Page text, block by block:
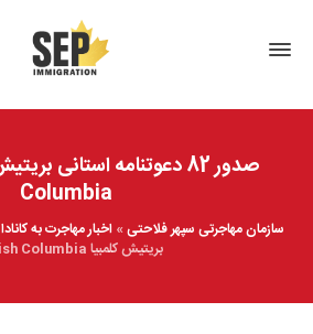
Columbia
سازمان مهاجرتی سپهر فلاحتی»اخبار مهاجرت به کانادا
بریتیش کلمبیا British Columbia